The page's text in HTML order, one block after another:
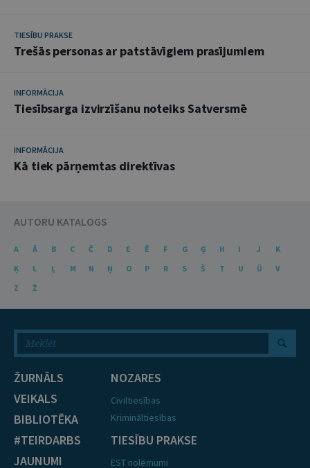
TIESĪBU PRAKSE
Trešās personas ar patstāvīgiem prasījumiem
INFORMĀCIJA
Tiesībsarga izvirzīšanu noteiks Satversmē
INFORMĀCIJA
Kā tiek pārņemtas direktīvas
AUTORU KATALOGS
A Ā B C Č D E Ē F G Ģ H I J
K
Ķ
L Ļ M N Ņ O P R S Š T U Ū
V
Z
Ž
ŽURNĀLS
VEIKALS
BIBLIOTĒKA
#TEIRDARBS
JAUNUMI
NOZARES
Civiltiesības
Krimināltiesības
TIESĪBU PRAKSE
EST nolēmumi